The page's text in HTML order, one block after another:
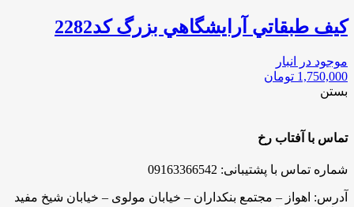
كيف طبقاتي آرايشگاهي بزرگ كد2282
موجود در انبار
1,750,000 تومان
بستن
تماس با آفتاب رخ
شماره تماس با پشتیبانی: 09163366542
آدرس: اهواز – مجتمع بنکداران – خیابان مولوی – خیابان شیخ مفید